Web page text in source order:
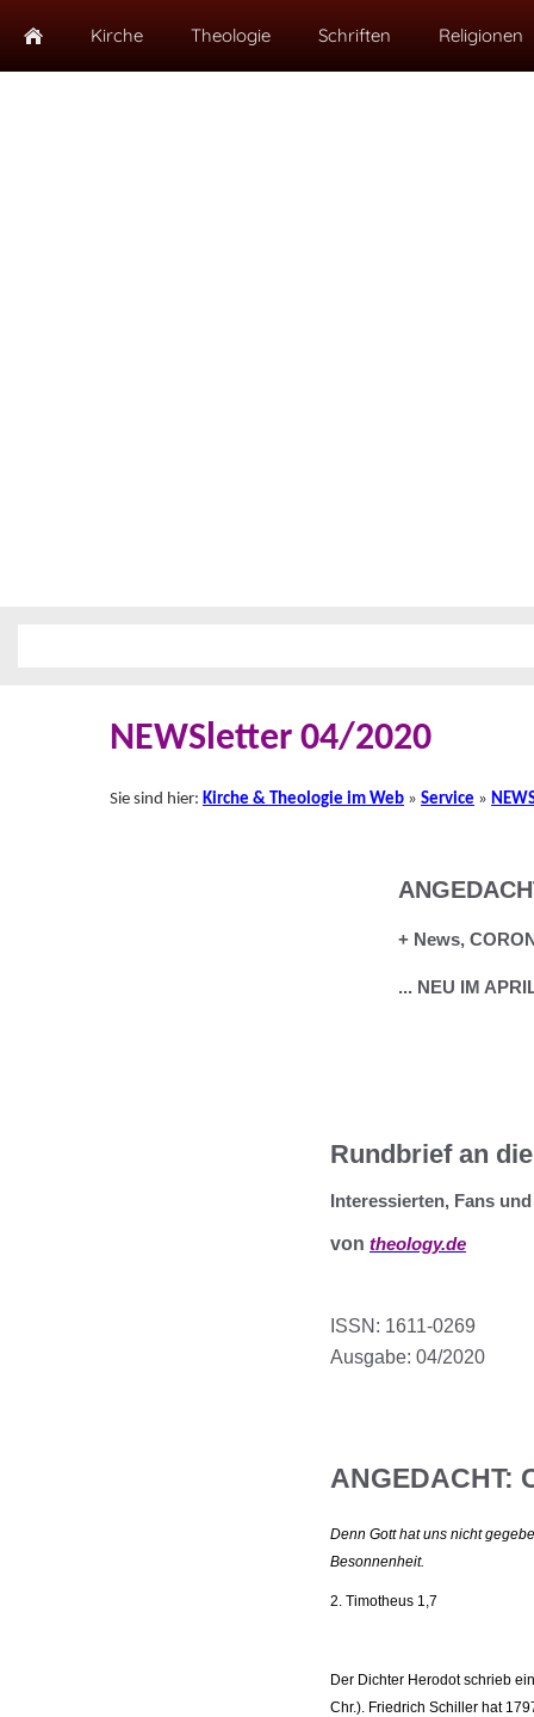
Kirche Theologie Schriften Religionen
NEWSletter 04/2020
Sie sind hier: Kirche & Theologie im Web » Service »
+ News,
... NEU IM
Rundbrief an die
Interessierten, Fans
von theology.de
ISSN: 1611-0269
Ausgabe: 04/2020
ANGEDACHT:
Denn Gott hat uns nicht
Besonnenheit.
2. Timotheus 1,7
Der Dichter Herodot schrieb
Chr.). Friedrich Schiller hat